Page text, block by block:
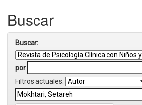
Buscar
Buscar:
por
Filtros actuales: